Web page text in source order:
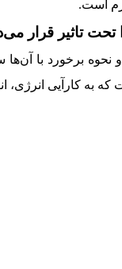
است.
برخورد با
به کارآیی انرژی،